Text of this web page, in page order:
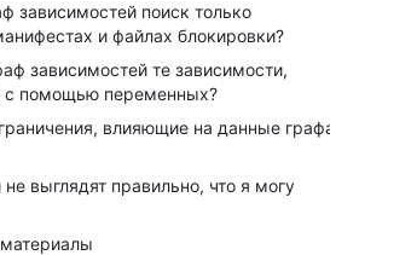
зависимостей поиск только
и файлах блокировки?
зависимостей те зависимости,
с помощью переменных?
влияющие на данные графа
выглядят правильно, что я могу